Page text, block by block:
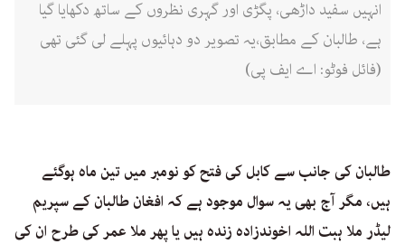
انہیں سفید داڑھی، پگڑی اور گہری نظروں کے ساتھ دکھایا گیا
ہے، طالبان کے مطابق،یہ تصویر دو دہائیوں پہلے لی گئی تھی
(فائل فوٹو: اے ایف پی)
طالبان کی جانب سے کابل کی فتح کو نومبر میں تین ماہ ہوگئے
ہیں، مگر آج بھی یہ سوال موجود ہے کہ افغان طالبان کے سپریم
لیڈر ملا ہبت اللہ اخوندزادہ زندہ ہیں یا پھر ملا عمر کی طرح ان کی